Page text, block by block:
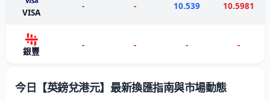
VISA
- - 10.539 10.5981
銀豐
- - - -
今日【英鎊兌港元】最新換匯指南與市場動態